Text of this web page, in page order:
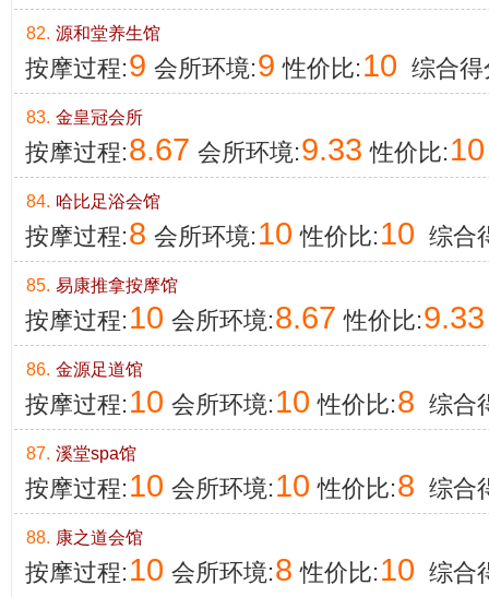
82. 源和堂养生馆
按摩过程:9 会所环境:9 性价比: 10 综合得
83. 金皇冠会所
按摩过程:8.67 会所环境:9.33 性价比: 10
84. 哈比足浴会馆
按摩过程:8 会所环境: 10 性价比: 10 综合
85. 易康推拿按摩馆
按摩过程: 10 会所环境:8.67 性价比:9.33
86. 金源足道馆
按摩过程: 10 会所环境: 10 性价比:8 综合
87. 溪堂spa馆
按摩过程: 10 会所环境: 10 性价比:8 综合
88. 康之道会馆
按摩过程: 10 会所环境:8 性价比: 10 综合